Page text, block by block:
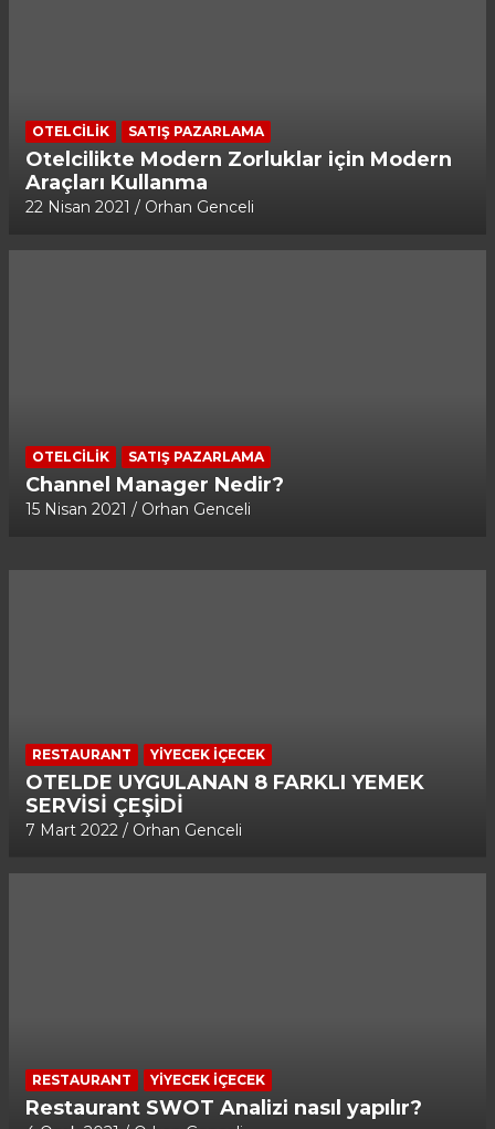
OTELCILIK SATIŞ PAZARLAMA
Otelcilikte Modern Zorluklar için Modern
Araçları Kullanma
22 Nisan 2021 Orhan Genceli
OTELCILIK SATIŞ PAZARLAMA
Channel Manager Nedir?
15 Nisan 2021 Orhan Genceli
RESTAURANT YIYECEK İÇECEK
OTELDE UYGULANAN 8 FARKLI YEMEK
SERVİSİ ÇEŞİDİ
7 Mart 2022 Orhan Genceli
RESTAURANT YIYECEK İÇECEK
Restaurant SWOT Analizi nasıl yapılır?